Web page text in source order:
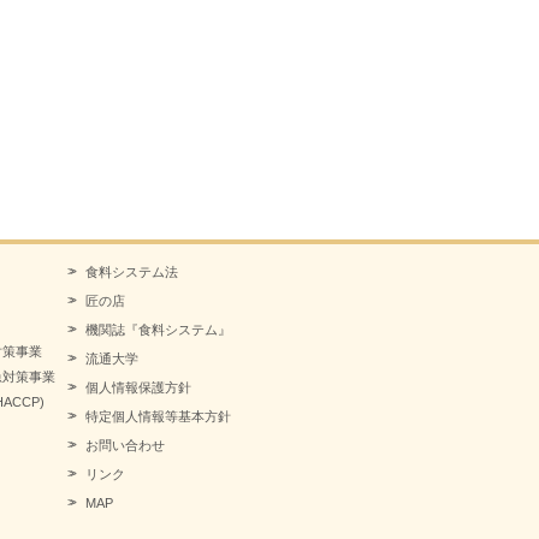
事業
策事業
食料システム法
匠の店
機関誌『食料システム』
流通大学
個人情報保護方針
特定個人情報等基本方針
お問い合わせ
リンク
MAP